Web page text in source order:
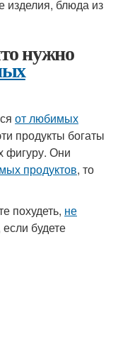
изделия, блюда из
нужно
от любимых
продукты богаты
фигуру. Они
продуктов, то
похудеть, не
если будете